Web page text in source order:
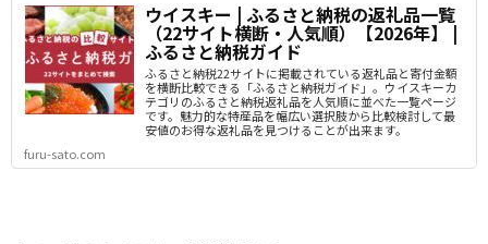
ウイスキー | ふるさと納税の返礼品一覧
（22サイト横断・人気順）【2026年】 |
ふるさと納税ガイド
ふるさと納税22サイトに掲載されている返礼品と寄付金額
を横断比較できる「ふるさと納税ガイド」。ウイスキーカ
テゴリのふるさと納税返礼品を人気順に並べた一覧ページ
です。魅力的な特産品を幅広い選択肢から比較検討して最
安値のお得な返礼品を見つけることが出来ます。
furu-sato.com